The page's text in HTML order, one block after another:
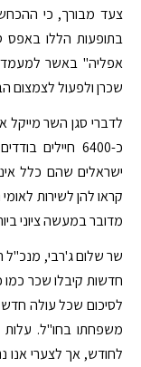
צעד מבורך, כי
בתופעות הללו באפס
אפליה" באשר למעמד
שכרן ולפעול לצמצום
לדברי סגן השר מייקל
כ-6400
ישראלים שהם כלל
קראו להן לשירות
מדובר במעשה ציוני
חדשות קיבלו שכר כמו
לחודש, אך לצערי אנו